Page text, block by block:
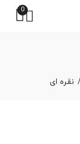
0
نقره ای